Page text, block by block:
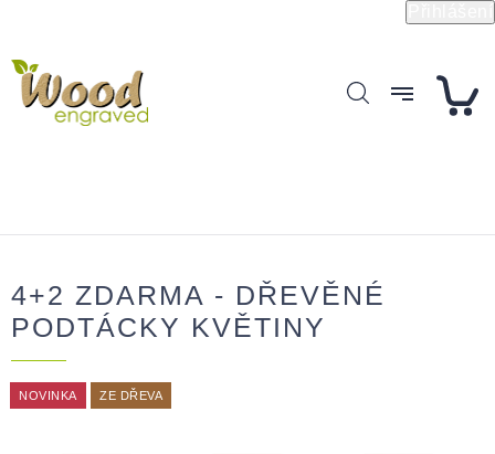
4+2 ZDARMA - DŘEVĚNÉ
PODTÁCKY KVĚTINY
NOVINKA ZE DŘEVA